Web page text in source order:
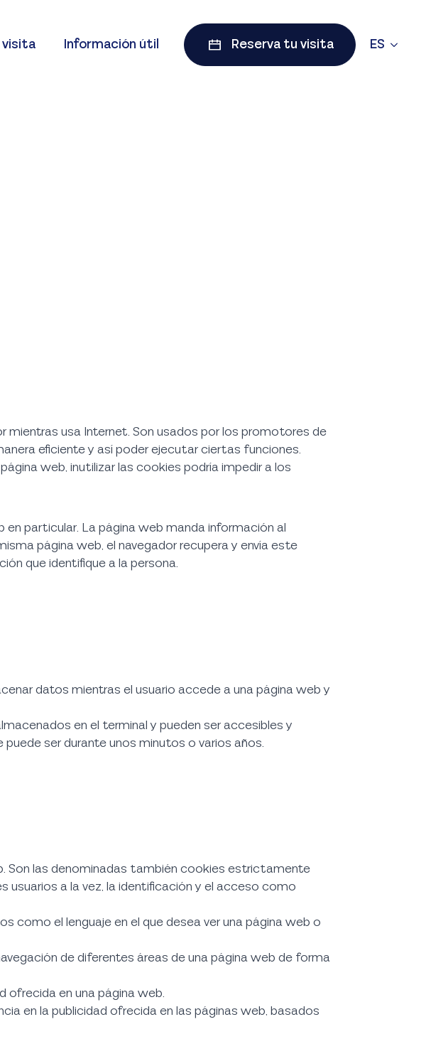
visita Información útil Reserva tu visita ES
mientras usa Internet. Son usados por los promotores de
eficiente y así poder ejecutar ciertas funciones.
web, inutilizar las cookies podría impedir a los
particular. La página web manda información al
página web, el navegador recupera y envía este
que identifique a la persona.
datos mientras el usuario accede a una página web y
en el terminal y pueden ser accesibles y
ser durante unos minutos o varios años.
Son las denominadas también cookies estrictamente
usuarios a la vez, la identificación y el acceso como
como el lenguaje en el que desea ver una página web o
de diferentes áreas de una página web de forma
ofrecida en una página web.
en la publicidad ofrecida en las páginas web, basados